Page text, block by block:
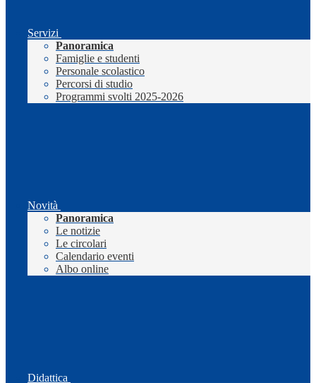
Servizi
Panoramica
Famiglie e studenti
Personale scolastico
Percorsi di studio
Programmi svolti 2025-2026
Novità
Panoramica
Le notizie
Le circolari
Calendario eventi
Albo online
Didattica